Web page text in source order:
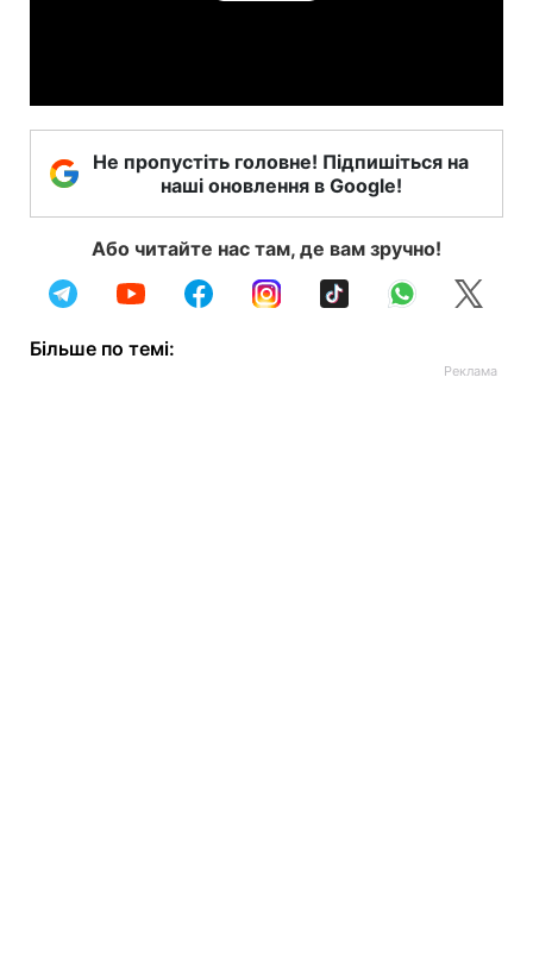
Не пропустіть головне! Підпишіться на
наші оновлення в Google!
Або читайте нас там, де вам зручно!
Більше по темі: